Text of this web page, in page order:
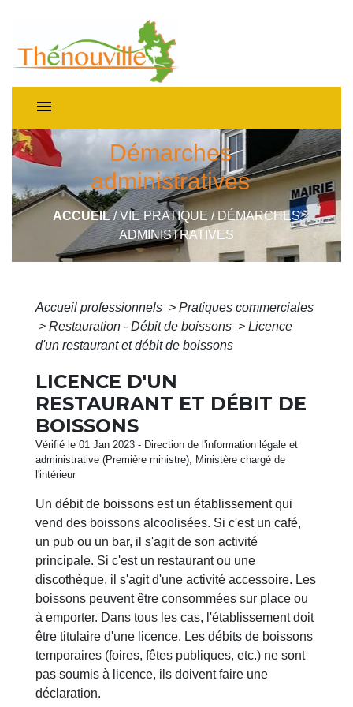
menu
Démarches
administratives
ACCUEIL/VIE PRATIQUE / DÉMARCHES
ADMINISTRATIVES
Accueil professionnels > Pratiques commerciales
> Restauration - Débit de boissons > Licence
d'un restaurant et débit de boissons
LICENCE D'UN
RESTAURANT ET DÉBIT DE
BOISSONS
Vérifié le 01 Jan 2023 - Direction de l'information légale et
administrative (Première ministre), Ministère chargé de
l'intérieur
Un débit de boissons est un établissement qui
vend des boissons alcoolisées. Si c'est un café,
un pub ou un bar, il s'agit de son activité
principale. Si c'est un restaurant ou une
discothèque, il s'agit d'une activité accessoire. Les
boissons peuvent être consommées sur place ou
à emporter. Dans tous les cas, l'établissement doit
être titulaire d'une licence. Les débits de boissons
temporaires (foires, fêtes publiques, etc.) ne sont
pas soumis à licence, ils doivent faire une
déclaration.